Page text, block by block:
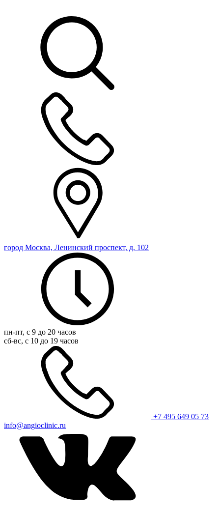
город Москва, Ленинский проспект, д. 102
пн-пт, с 9 до 20 часов
сб-вс, с 10 до 19 часов
+7 495 649 05 73
info@angioclinic.ru